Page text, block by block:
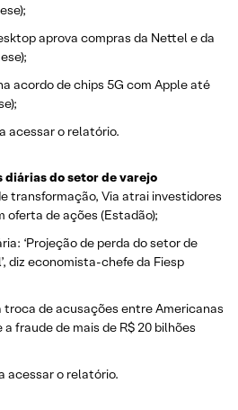
aprova compras da Nettel e da
acordo de chips 5G com Apple até
acessar o relatório.
diárias do setor de varejo
transformação, Via atrai investidores
oferta de ações (Estadão);
‘Projeção de perda do setor de
diz economista-chefe da Fiesp
troca de acusações entre Americanas
a fraude de mais de R$ 20 bilhões
acessar o relatório.